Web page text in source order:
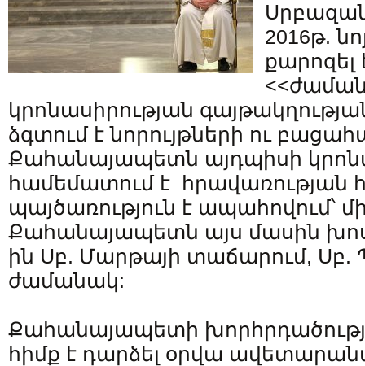
2016թ.
քարոզել
կրոնասիրության
ձգտում է նորույթների ու
Քահանայապետն այդպիսի
համեմատում է հրավառության
պայծառություն է ապահովում՝
Քահանայապետն այս մասին
ին Սբ. Մարթայի տաճարում,
ժամանակ:
Քահանայապետի
հիմք է դարձել օրվա